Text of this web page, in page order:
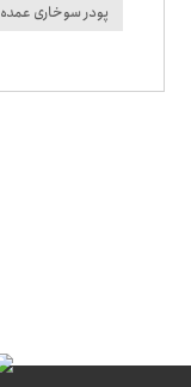
پودر سوخاری عمده